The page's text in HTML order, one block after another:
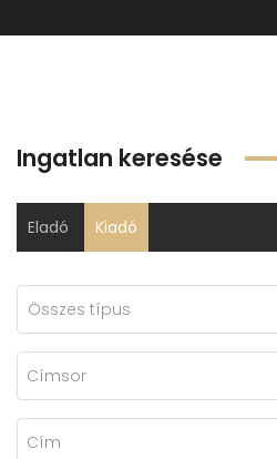
Ingatlan keresése
Eladó Kiadó